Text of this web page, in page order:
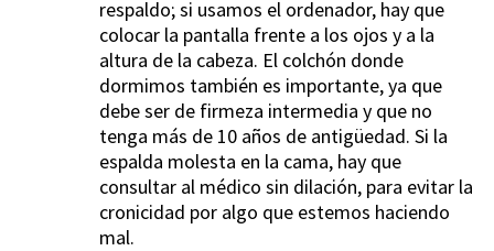
respaldo; si usamos el ordenador, hay que
colocar la pantalla frente a los ojos y a la
altura de la cabeza. El colchón donde
dormimos también es importante, ya que
debe ser de firmeza intermedia y que no
tenga más de 10 años de antigüedad. Si la
espalda molesta en la cama, hay que
consultar al médico sin dilación, para evitar la
cronicidad por algo que estemos haciendo
mal.